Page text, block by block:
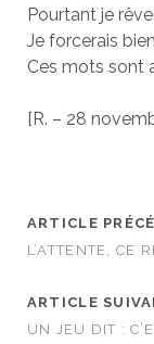
Pourtant je
Je forcerais
Ces mots sont
[R. – 28
ARTICLE
L’ATTENTE, CE
ARTICLE
UN JEU DIT :